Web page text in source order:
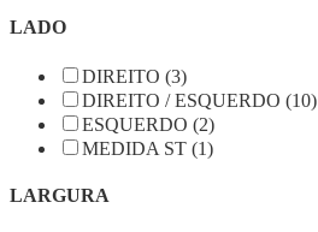
LADO
DIREITO (3)
DIREITO / ESQUERDO (10)
ESQUERDO (2)
MEDIDA ST (1)
LARGURA